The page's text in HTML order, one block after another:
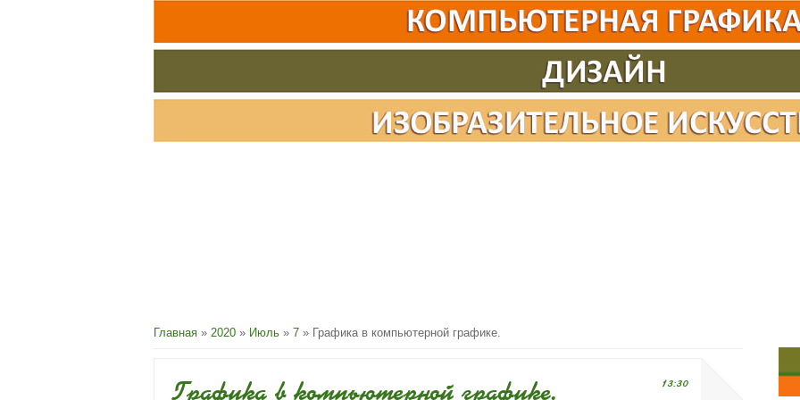
Главная » 2020 » Июль » 7 » Графика в компьютерной графике.
13:30
Графика в компьютерной графике.